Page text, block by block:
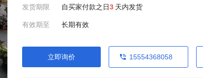
发货期限 自买家付款之日3 天内发货
有效期至 长期有效
立即询价 15554368058